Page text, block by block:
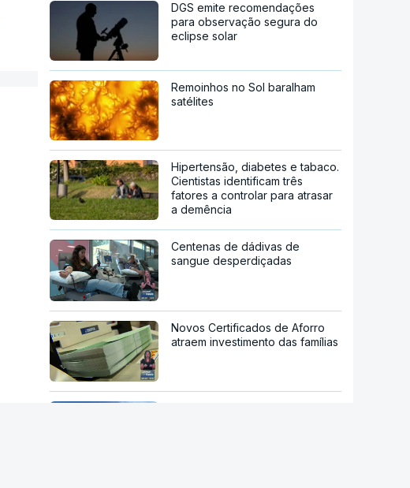
DGS emite recomendações
para observação segura do
eclipse solar
Remoinhos no Sol baralham
satélites
Hipertensão, diabetes e tabaco.
Cientistas identificam três
fatores a controlar para atrasar
a demência
Centenas de dádivas de
sangue desperdiçadas
Novos Certificados de Aforro
atraem investimento das famílias